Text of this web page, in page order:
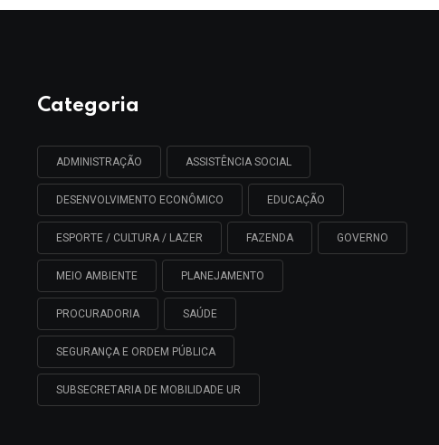
Categoria
ADMINISTRAÇÃO ASSISTÊNCIA SOCIAL
DESENVOLVIMENTO ECONÔMICO EDUCAÇÃO
ESPORTE / CULTURA / LAZER FAZENDA GOVERNO
MEIO AMBIENTE PLANEJAMENTO
PROCURADORIA SAÚDE
SEGURANÇA E ORDEM PÚBLICA
SUBSECRETARIA DE MOBILIDADE UR